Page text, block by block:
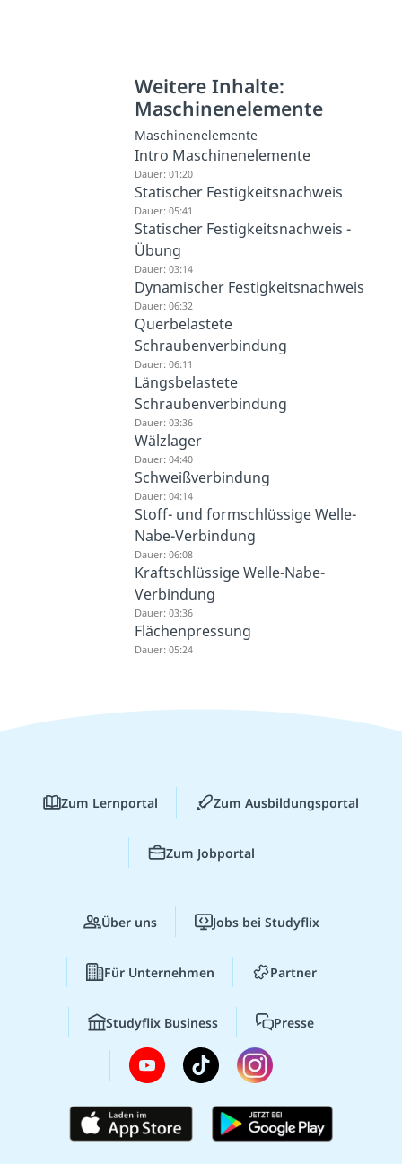
Weitere Inhalte:
Maschinenelemente
Maschinenelemente
Intro Maschinenelemente
Dauer: 01:20
Statischer Festigkeitsnachweis
Dauer: 05:41
Statischer Festigkeitsnachweis -
Übung
Dauer: 03:14
Dynamischer Festigkeitsnachweis
Dauer: 06:32
Querbelastete
Schraubenverbindung
Dauer: 06:11
Längsbelastete
Schraubenverbindung
Dauer: 03:36
Wälzlager
Dauer: 04:40
Schweißverbindung
Dauer: 04:14
Stoff- und formschlüssige Welle-
Nabe-Verbindung
Dauer: 06:08
Kraftschlüssige Welle-Nabe-
Verbindung
Dauer: 03:36
Flächenpressung
Dauer: 05:24
Zum Lernportal Zum Ausbildungsportal
Zum Jobportal
Über uns Jobs bei Studyflix
Für Unternehmen Partner
Studyflix Business Presse